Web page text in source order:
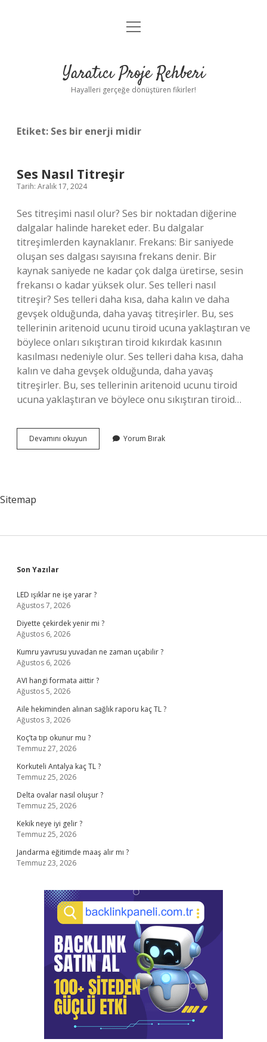
Anasayfa
Yasal Uyarı
menüyü
Yaratıcı Proje Rehberi
Hayalleri gerçeğe dönüştüren fikirler!
Etiket: Ses bir enerji midir
Ses Nasıl Titreşir
Tarih: Aralık 17, 2024
Ses titreşimi nasıl olur? Ses bir noktadan diğerine
dalgalar halinde hareket eder. Bu dalgalar
titreşimlerden kaynaklanır. Frekans: Bir saniyede
oluşan ses dalgası sayısına frekans denir. Bir
kaynak saniyede ne kadar çok dalga üretirse, sesin
frekansı o kadar yüksek olur. Ses telleri nasıl
titreşir? Ses telleri daha kısa, daha kalın ve daha
gevşek olduğunda, daha yavaş titreşirler. Bu, ses
tellerinin aritenoid ucunu tiroid ucuna yaklaştıran ve
böylece onları sıkıştıran tiroid kıkırdak kasının
kasılması nedeniyle olur. Ses telleri daha kısa, daha
kalın ve daha gevşek olduğunda, daha yavaş
titreşirler. Bu, ses tellerinin aritenoid ucunu tiroid
ucuna yaklaştıran ve böylece onu sıkıştıran tiroid…
Devamını okuyun
Nasıl
Yorum Bırak
Sitemap
Sidebar
Son Yazılar
LED ışıklar ne işe yarar ?
Ağustos 7, 2026
Diyette çekirdek yenir mi ?
Ağustos 6, 2026
Kumru yavrusu yuvadan ne zaman uçabilir ?
Ağustos 6, 2026
AVI hangi formata aittir ?
Ağustos 5, 2026
Aile hekiminden alınan sağlık raporu kaç TL ?
Ağustos 3, 2026
Koç’ta tıp okunur mu ?
Temmuz 27, 2026
Korkuteli Antalya kaç TL ?
Temmuz 25, 2026
Delta ovalar nasıl oluşur ?
Temmuz 25, 2026
Kekik neye iyi gelir ?
Temmuz 25, 2026
Jandarma eğitimde maaş alır mı ?
Temmuz 23, 2026